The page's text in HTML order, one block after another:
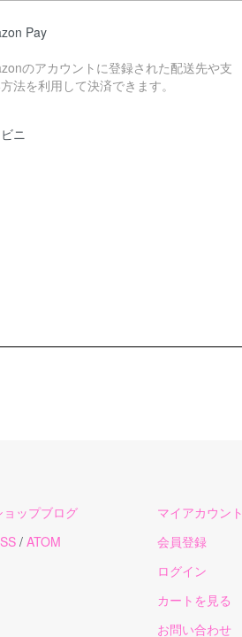
Pay
のアカウントに登録された配送先や支
法を利用して決済できます。
ニ
ョップブログ
/ ATOM
マイアカウント
会員登録
ログイン
カートを見る
お問い合わせ